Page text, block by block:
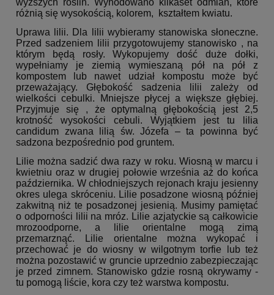
różnią się wysokością, kolorem, kształtem kwiatu.
Uprawa lilii. Dla lilii wybieramy stanowiska słoneczne.
Przed sadzeniem lilii przygotowujemy stanowisko , na
którym będą rosły. Wykopujemy dość duże dołki,
wypełniamy je ziemią wymieszaną pół na pół z
kompostem lub nawet udział kompostu może być
przeważający. Głębokość sadzenia lilii zależy od
wielkości cebulki. Mniejsze płycej a większe głębiej.
Przyjmuje się , że optymalną głębokością jest 2,5
krotność wysokości cebuli. Wyjątkiem jest tu lilia
candidum zwana lilią św. Józefa – ta powinna być
sadzona bezpośrednio pod gruntem.
Lilie można sadzić dwa razy w roku. Wiosną w marcu i
kwietniu oraz w drugiej połowie września aż do końca
października. W chłodniejszych rejonach kraju jesienny
okres ulega skróceniu. Lilie posadzone wiosną później
zakwitną niż te posadzonej jesienią. Musimy pamiętać
o odporności lilii na mróz. Lilie azjatyckie są całkowicie
mrozoodporne, a lilie orientalne mogą zimą
przemarznąć. Lilie orientalne można wykopać i
przechować je do wiosny w wilgotnym torfie lub też
można pozostawić w gruncie uprzednio zabezpieczając
je przed zimnem. Stanowisko gdzie rosną okrywamy -
tu pomogą liście, kora czy też warstwa kompostu.